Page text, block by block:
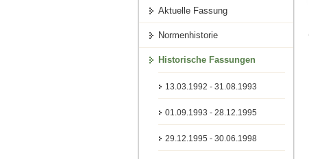
Aktuelle Fassung
Normenhistorie
Historische Fassungen
13.03.1992 - 31.08.1993
01.09.1993 - 28.12.1995
29.12.1995 - 30.06.1998